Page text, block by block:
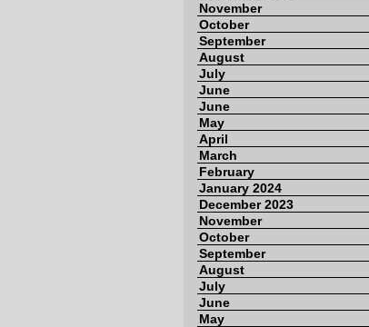
November
October
September
August
July
June
June
May
April
March
February
January 2024
December 2023
November
October
September
August
July
June
May